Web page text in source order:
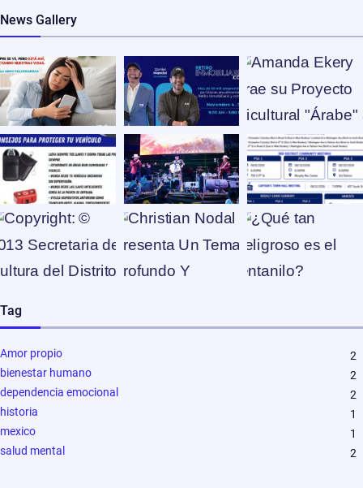
News Gallery
Tag
Amor propio
2
bienestar humano
2
dependencia emocional
2
historia
1
mexico
1
salud mental
2